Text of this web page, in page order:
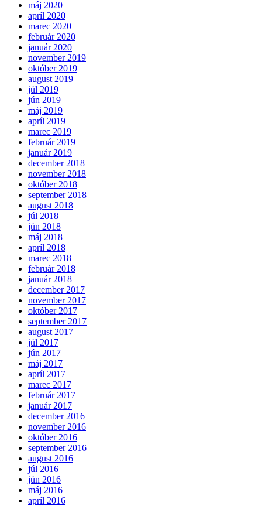
máj 2020
apríl 2020
marec 2020
február 2020
január 2020
november 2019
október 2019
august 2019
júl 2019
jún 2019
máj 2019
apríl 2019
marec 2019
február 2019
január 2019
december 2018
november 2018
október 2018
september 2018
august 2018
júl 2018
jún 2018
máj 2018
apríl 2018
marec 2018
február 2018
január 2018
december 2017
november 2017
október 2017
september 2017
august 2017
júl 2017
jún 2017
máj 2017
apríl 2017
marec 2017
február 2017
január 2017
december 2016
november 2016
október 2016
september 2016
august 2016
júl 2016
jún 2016
máj 2016
apríl 2016